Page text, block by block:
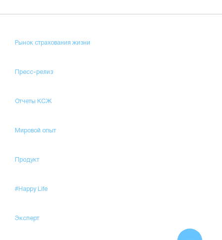
Рынок страхования жизни
Пресс-релиз
Отчеты КСЖ
Мировой опыт
Продукт
#Happy Life
Эксперт